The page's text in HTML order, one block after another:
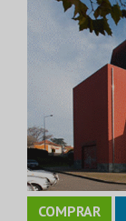
COMPRAR